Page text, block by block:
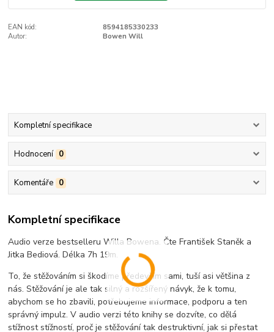
EAN kód:
8594185330233
Autor:
Bowen Will
Kompletní specifikace
Hodnocení 0
Komentáře 0
Kompletní specifikace
Audio verze bestselleru Willa Bowena. Čte František Staněk a
Jitka Bediová. Délka 7h 19m.
To, že stěžováním si škodíme především sami, tuší asi většina z
nás. Stěžování je ale tak silný a rozšířený návyk, že k tomu,
abychom se ho zbavili, potřebujeme informace, podporu a ten
správný impulz. V audio verzi této knihy se dozvíte, co dělá
stížnost stížností, proč je stěžování tak destruktivní, jak si přestat